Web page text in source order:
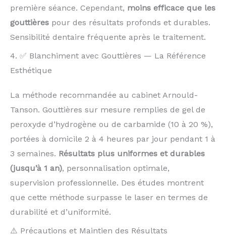
première séance. Cependant, moins efficace que les
gouttières pour des résultats profonds et durables.
Sensibilité dentaire fréquente après le traitement.
4. ✅ Blanchiment avec Gouttières — La Référence
Esthétique
La méthode recommandée au cabinet Arnould-
Tanson. Gouttières sur mesure remplies de gel de
peroxyde d’hydrogène ou de carbamide (10 à 20 %),
portées à domicile 2 à 4 heures par jour pendant 1 à
3 semaines. Résultats plus uniformes et durables
(jusqu’à 1 an), personnalisation optimale,
supervision professionnelle. Des études montrent
que cette méthode surpasse le laser en termes de
durabilité et d’uniformité.
⚠️ Précautions et Maintien des Résultats